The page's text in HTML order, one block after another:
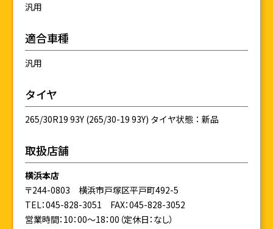
汎用
適合車種
汎用
タイヤ
265/30R19 93Y (265/30-19 93Y) タイヤ状態：新品
取扱店舗
横浜本店
〒244-0803 横浜市戸塚区平戸町492-5
TEL：045-828-3051 FAX：045-828-3052
営業時間：10：00～18：00（定休日：なし）